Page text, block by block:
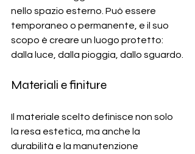
nello spazio esterno. Può essere
temporaneo o permanente, e il suo
scopo è creare un luogo protetto:
dalla luce, dalla pioggia, dallo sguardo.
Materiali e finiture
Il materiale scelto definisce non solo
la resa estetica, ma anche la
durabilità e la manutenzione